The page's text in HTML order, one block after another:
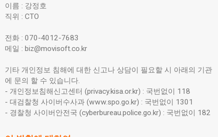
이름 : 강정호
직위 : CTO
전화 : 070-4012-7683
메일 : biz@movisoft.co.kr
기타 개인정보 침해에 대한 신고나 상담이 필요할 시 아래의 기관
에 문의 할 수 있습니다.
- 개인정보침해신고센터 (privacy.kisa.or.kr) : 국번없이 118
- 대검찰청 사이버수사과 (www.spo.go.kr) : 국번없이 1301
- 경찰청 사이버안전국 (cyberbureau.police.go.kr) : 국번없이 182